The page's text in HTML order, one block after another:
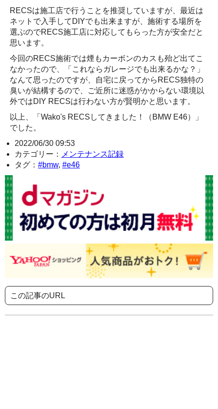
RECSは施工店で行うことを推奨していますが、最近は
ネットで入手してDIYでも出来ますが、施術する場所を
選ぶのでRECS施工店に対応してもらった方が安全だと
思います。
今回のRECS施術では煙もカーボンのカスも殆ど出てこ
なかったので、「これならガレージでも出来るかな？」
なんて思ったのですが、自宅に戻ってからRECS独特の
臭いが結構するので、ご近所に迷惑がかからない環境以
外ではDIY RECSは行わない方が賢明かと思います。
以上、「Wako's RECSしてきました！（BMW E46）」
でした。
2022/06/30 09:53
カテゴリー：
メンテナンス記録
タグ： #bmw, #e46
この記事のURL